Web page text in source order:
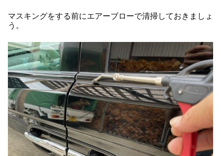
マスキングをする前にエアーブローで清掃しておきましょ
う。